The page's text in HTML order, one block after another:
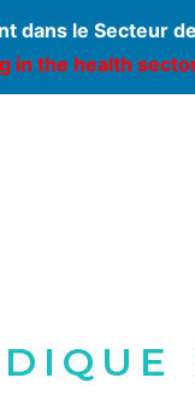
dans le Secteur
in the health